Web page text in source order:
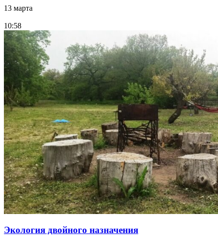
13 марта
10:58
Экология двойного назначения